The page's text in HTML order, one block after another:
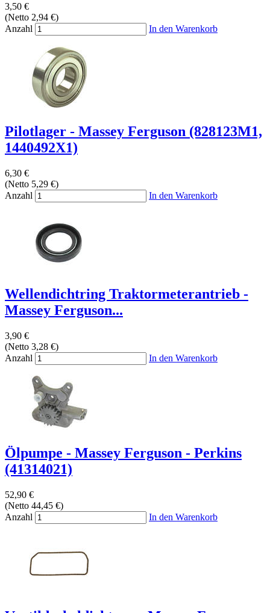
3,50 €
(Netto 2,94 €)
Anzahl
In den Warenkorb
Pilotlager - Massey Ferguson (828123M1,
1440492X1)
6,30 €
(Netto 5,29 €)
Anzahl
In den Warenkorb
Wellendichtring Traktormeterantrieb -
Massey Ferguson...
3,90 €
(Netto 3,28 €)
Anzahl
In den Warenkorb
Ölpumpe - Massey Ferguson - Perkins
(41314021)
52,90 €
(Netto 44,45 €)
Anzahl
In den Warenkorb